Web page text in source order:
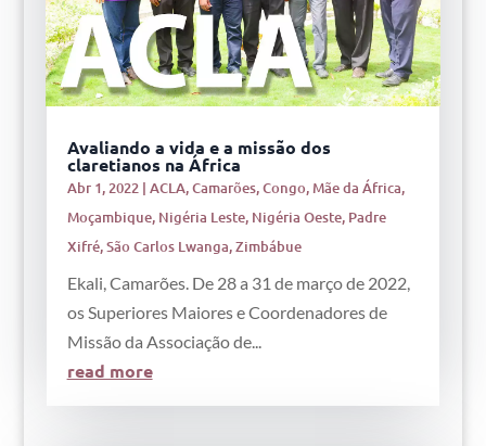
Avaliando a vida e a missão dos
claretianos na África
Abr 1, 2022| ACLA,Camarões,Congo,Mãe da África,
Moçambique, Nigéria Leste, Nigéria Oeste, Padre
Xifré,São Carlos Lwanga,Zimbábue
Ekali, Camarões. De 28 a 31 de março de 2022,
os Superiores Maiores e Coordenadores de
Missão da Associação de...
read more